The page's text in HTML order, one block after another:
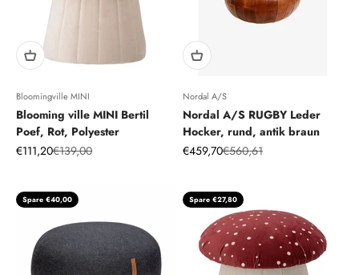
Bloomingville MINI
Blooming ville MINI Bertil
Poef, Rot, Polyester
Angebot
€111,20Regulärer Preis
€139,00
Nordal A/S
Nordal A/S RUGBY Leder
Hocker, rund, antik braun
Angebot
€459,70Regulärer Preis
€560,61
Spare €40,00 Spare €27,80